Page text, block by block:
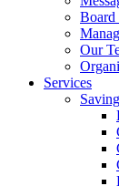
Board
Our
Services
Saving